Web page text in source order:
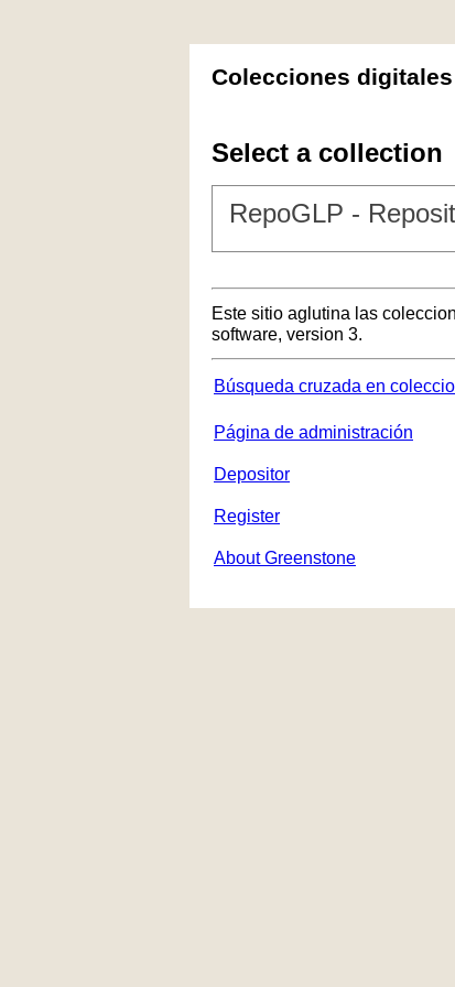
Colecciones digitales
Select a collection
RepoGLP -
Este sitio aglutina las
software, version 3.
Búsqueda cruzada en
Página de administración
Depositor
Register
About Greenstone